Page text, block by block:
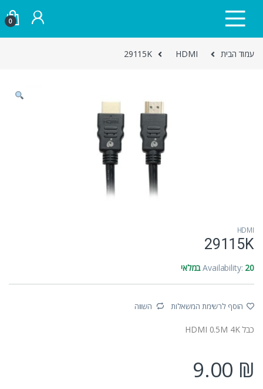
0
עמוד הבית HDMI
29115K
HDMI
29115K
Availability: 20 במלאי
הוסף לרשימת המשאלות השווה
כבל HDMI 0.5M 4K
9.00 ₪